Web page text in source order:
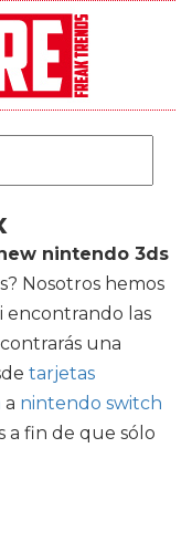
nintendo 3ds
Nosotros hemos
encontrando las
una
tarjetas
a nintendo switch
a fin de que sólo